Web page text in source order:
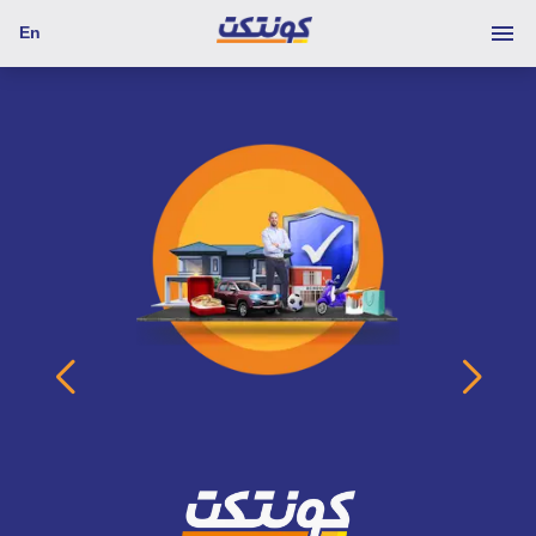
En
اطلب الخدمة
اقرأ المزيد عن كونتكت باي